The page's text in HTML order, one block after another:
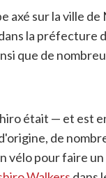
sur la ville
la préfecture
que de
était — et est
de
vélo pour faire